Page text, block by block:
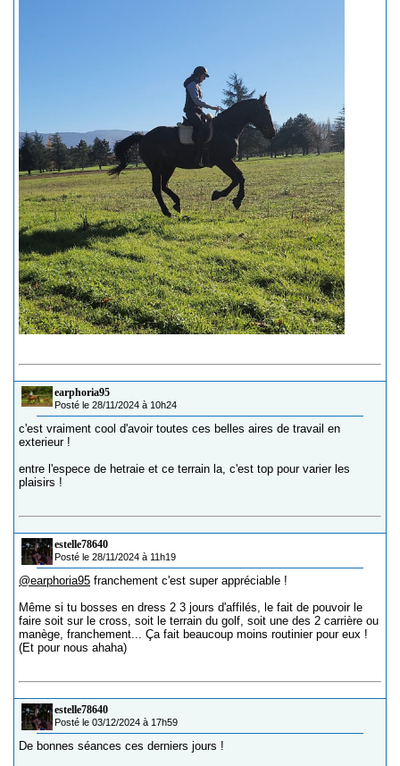
earphoria95
Posté le 28/11/2024 à 10h24
c'est vraiment cool d'avoir toutes ces belles aires de travail en
exterieur !
entre l'espece de hetraie et ce terrain la, c'est top pour varier les
plaisirs !
estelle78640
Posté le 28/11/2024 à 11h19
@earphoria95 franchement c'est super appréciable !
Même si tu bosses en dress 2 3 jours d'affilés, le fait de pouvoir le
faire soit sur le cross, soit le terrain du golf, soit une des 2 carrière ou
manège, franchement... Ça fait beaucoup moins routinier pour eux !
(Et pour nous ahaha)
estelle78640
Posté le 03/12/2024 à 17h59
De bonnes séances ces derniers jours !